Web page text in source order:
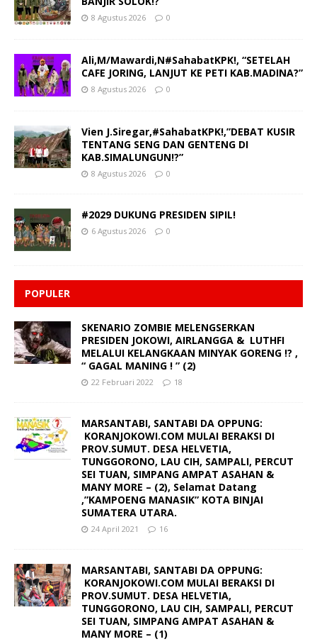
8 Agustus 2026 0
Ali,M/Mawardi,N#SahabatKPK!, “SETELAH
CAFE JORING, LANJUT KE PETI KAB.MADINA?”
8 Agustus 2026 0
Vien J.Siregar,#SahabatKPK!,”DEBAT KUSIR
TENTANG SENG DAN GENTENG DI
KAB.SIMALUNGUN!?”
8 Agustus 2026 0
#2029 DUKUNG PRESIDEN SIPIL!
6 Agustus 2026 0
POPULER
SKENARIO ZOMBIE MELENGSERKAN
PRESIDEN JOKOWI, AIRLANGGA & LUTHFI
MELALUI KELANGKAAN MINYAK GORENG !? ,
“ GAGAL MANING ! ” (2)
22 Februari 2022 18
MARSANTABI, SANTABI DA OPPUNG:
KORANJOKOWI.COM MULAI BERAKSI DI
PROV.SUMUT. DESA HELVETIA,
TUNGGORONO, LAU CIH, SAMPALI, PERCUT
SEI TUAN, SIMPANG AMPAT ASAHAN &
MANY MORE – (2), Selamat Datang
,”KAMPOENG MANASIK” KOTA BINJAI
SUMATERA UTARA.
24 April 2021 16
MARSANTABI, SANTABI DA OPPUNG:
KORANJOKOWI.COM MULAI BERAKSI DI
PROV.SUMUT. DESA HELVETIA,
TUNGGORONO, LAU CIH, SAMPALI, PERCUT
SEI TUAN, SIMPANG AMPAT ASAHAN &
MANY MORE – (1)